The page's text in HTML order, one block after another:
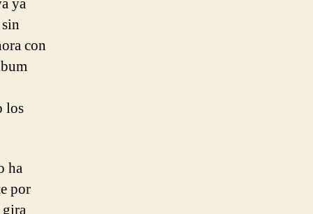
con
los
ha
por